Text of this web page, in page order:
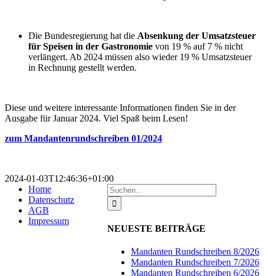
Die Bundesregierung hat die Absenkung der Umsatzsteuer
für Speisen in der Gastronomie von 19 % auf 7 % nicht
verlängert. Ab 2024 müssen also wieder 19 % Umsatzsteuer
in Rechnung gestellt werden.
Diese und weitere interessante Informationen finden Sie in der
Ausgabe für Januar 2024. Viel Spaß beim Lesen!
zum Mandantenrundschreiben 01/2024
2024-01-03T12:46:36+01:00
Suche
nach:
NEUESTE BEITRÄGE
Mandanten Rundschreiben 8/2026
Mandanten Rundschreiben 7/2026
Mandanten Rundschreiben 6/2026
Home
Datenschutz
AGB
Impressum